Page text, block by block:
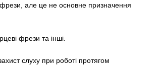
але це не основне призначення
фрези та інші.
слуху при роботі протягом